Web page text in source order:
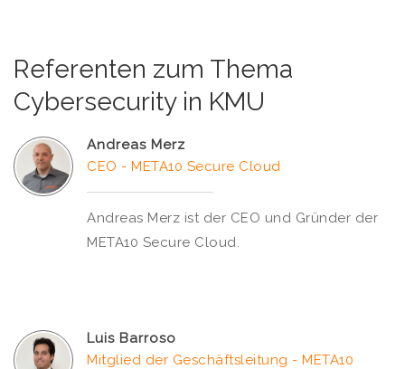
Referenten zum Thema
Cybersecurity in KMU
Andreas Merz
CEO - META10 Secure Cloud
Andreas Merz ist der CEO und Gründer der
META10 Secure Cloud.
Luis Barroso
Mitglied der Geschäftsleitung - META10